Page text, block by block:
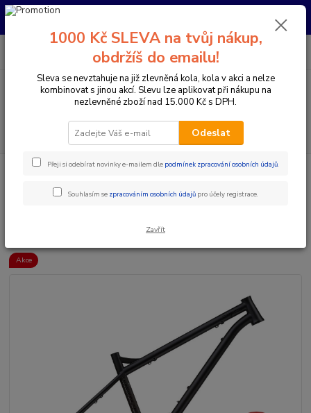
Pro nachystání kola / doplňků na prodejně si prosím zavolejte dopředu.
Menu
CZK
PO-PÁ 10:00-17:00 | SO: 9:00-12:00
Komponenty na kolo Rámy MTB rámy pevné
NS BIKES
TANGE RÁM BLACK
Akce
1000 Kč SLEVA na tvůj nákup,
obdržíš do emailu!
Sleva se nevztahuje na již zlevněná kola, kola v akci a nelze
kombinovat s jinou akcí. Slevu lze aplikovat při nákupu na
nezlevněné zboží nad 15.000 Kč s DPH.
Odeslat
Přeji si odebírat novinky e-mailem dle podmínek zpracování osobních údajů.
Souhlasím se zpracováním osobních údajů pro účely registrace.
Zavřít